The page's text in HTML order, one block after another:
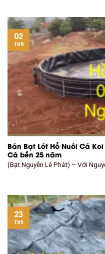
Bán Bạt Lót Hồ Nuôi Cá
Cá bền 25 năm
(Bạt Nguyễn Lê Phát) – Với
02
Th6
23
Th5